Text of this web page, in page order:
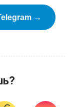
→